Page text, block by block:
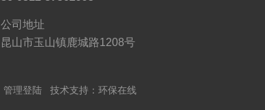
公司地址
昆山市玉山镇鹿城路1208号
管理登陆 技术支持： 环保在线